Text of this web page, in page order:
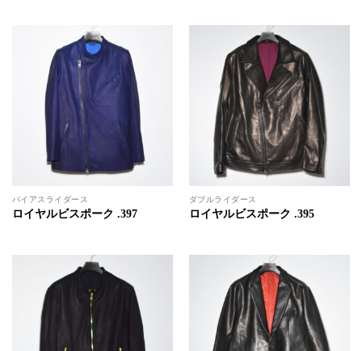
バイアスライダース
ロイヤルビスポーク .397
ダブルライダース
ロイヤルビスポーク .395